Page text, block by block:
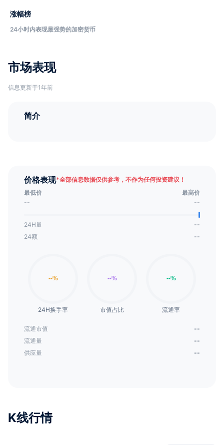
市场表现
信息更新于1年前
简介
价格表现*全部信息数据仅供参考，不作为任何投资建议！
最低价
最高价
--
--
24H量
--
24额
--
24H换手率 市值占比 流通率
流通市值
--
流通量
--
供应量
--
K线行情
涨幅榜
24小时内表现最强势的加密货币